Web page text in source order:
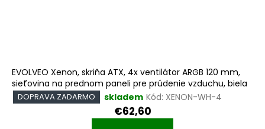
EVOLVEO Xenon, skriňa ATX, 4x ventilátor ARGB 120 mm,
sieťovina na prednom paneli pre prúdenie vzduchu, biela
DOPRAVA ZADARMO skladem Kód: XENON-WH-4
€62,60